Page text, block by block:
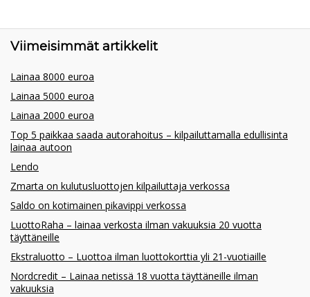
Viimeisimmät artikkelit
Lainaa 8000 euroa
Lainaa 5000 euroa
Lainaa 2000 euroa
Top 5 paikkaa saada autorahoitus – kilpailuttamalla edullisinta
lainaa autoon
Lendo
Zmarta on kulutusluottojen kilpailuttaja verkossa
Saldo on kotimainen pikavippi verkossa
LuottoRaha – lainaa verkosta ilman vakuuksia 20 vuotta
täyttäneille
Ekstraluotto – Luottoa ilman luottokorttia yli 21-vuotiaille
Nordcredit – Lainaa netissä 18 vuotta täyttäneille ilman
vakuuksia